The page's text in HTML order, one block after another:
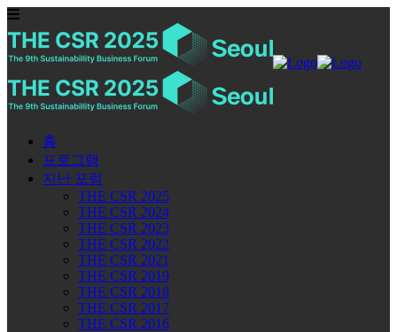
홈
프로그램
지난 포럼
THE CSR 2025
THE CSR 2024
THE CSR 2023
THE CSR 2022
THE CSR 2021
THE CSR 2019
THE CSR 2018
THE CSR 2017
THE CSR 2016